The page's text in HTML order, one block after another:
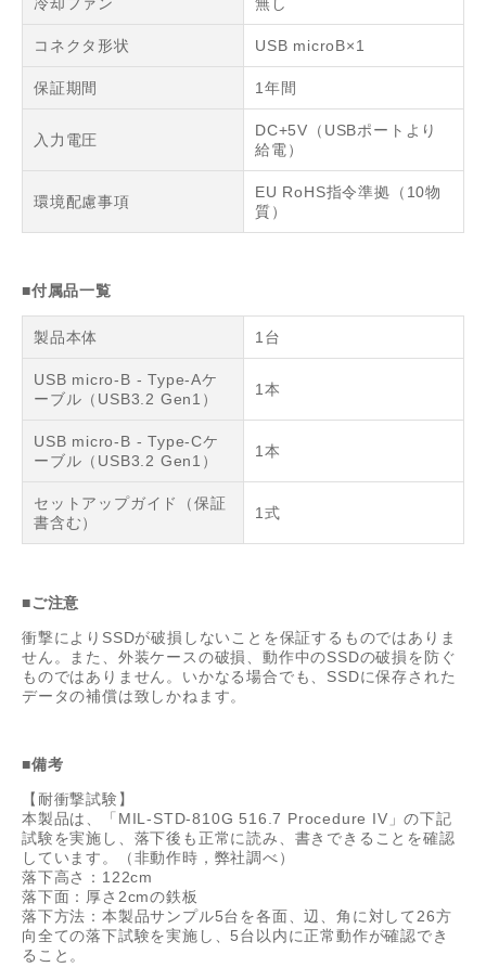
コネクタ形状 USB microB×1
保証期間 1年間
入力電圧
DC+5V（USBポートより
給電）
環境配慮事項
EU RoHS指令準拠（10物
質）
■付属品一覧
製品本体 1台
USB micro-B - Type-Aケ
ーブル（USB3.2 Gen1）
1本
USB micro-B - Type-Cケ
ーブル（USB3.2 Gen1）
1本
セットアップガイド（保証
書含む）
1式
■ご注意
衝撃によりSSDが破損しないことを保証するものではありま
せん。また、外装ケースの破損、動作中のSSDの破損を防ぐ
ものではありません。いかなる場合でも、SSDに保存された
データの補償は致しかねます。
■備考
【耐衝撃試験】
本製品は、「MIL-STD-810G 516.7 Procedure IV」の下記
試験を実施し、落下後も正常に読み、書きできることを確認
しています。（非動作時，弊社調べ）
落下高さ：122cm
落下面：厚さ2cmの鉄板
落下方法：本製品サンプル5台を各面、辺、角に対して26方
向全ての落下試験を実施し、5台以内に正常動作が確認でき
ること。